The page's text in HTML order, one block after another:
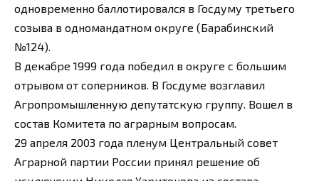
одновременно баллотировался в Госдуму третьего
созыва в одномандатном округе (Барабинский
№124).
В декабре 1999 года победил в округе с большим
отрывом от соперников. В Госдуме возглавил
Агропромышленную депутатскую группу. Вошел в
состав Комитета по аграрным вопросам.
29 апреля 2003 года пленум Центральный совет
Аграрной партии России принял решение об